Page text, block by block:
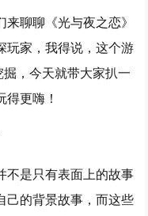
聊聊《光与夜之恋》
玩家，我得说，这个游
，今天就带大家扒一
更嗨！
不是只有表面上的故事
己的背景故事，而这些